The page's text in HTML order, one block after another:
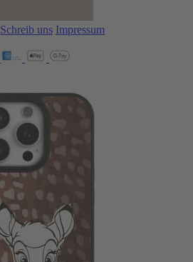
Schreib uns Impressum